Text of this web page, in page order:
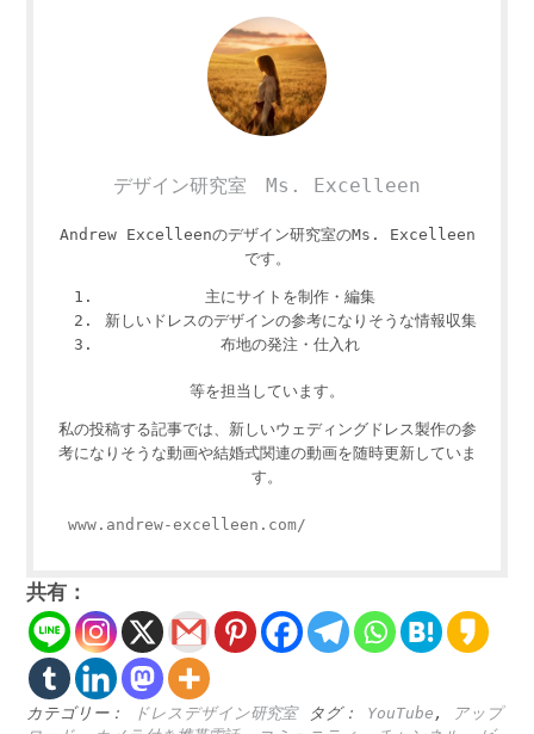
デザイン研究室 Ms. Excelleen
Andrew Excelleenのデザイン研究室のMs. Excelleen
です。
主にサイトを制作・編集
新しいドレスのデザインの参考になりそうな情報収集
布地の発注・仕入れ
等を担当しています。
私の投稿する記事では、新しいウェディングドレス製作の参
考になりそうな動画や結婚式関連の動画を随時更新していま
す。
www.andrew-excelleen.com/
共有：
カテゴリー： ドレスデザイン研究室 タグ： YouTube ,
アップ